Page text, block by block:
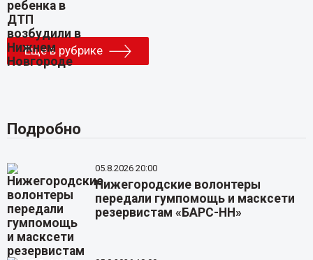
Еще в рубрике
Подробно
05.8.2026 20:00
Нижегородские волонтеры
передали гумпомощь и масксети
резервистам «БАРС-НН»